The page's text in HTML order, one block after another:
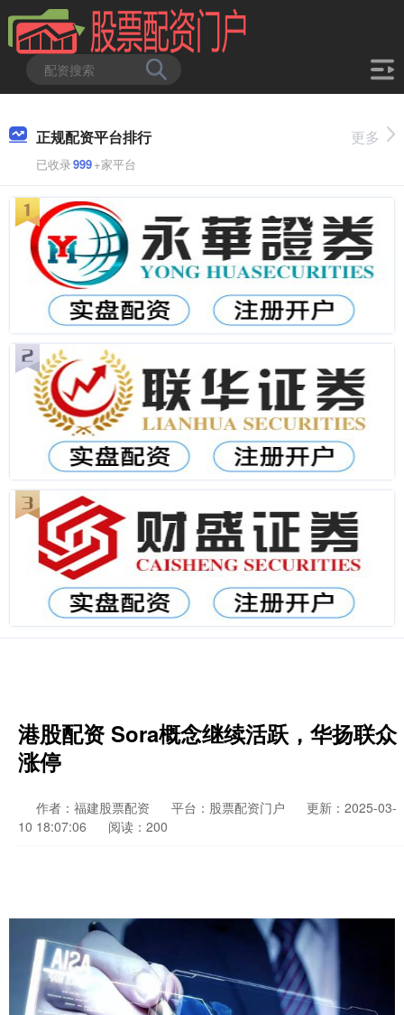
正规配资平台排行
已收录999+家平台
更多
港股配资 Sora概念继续活跃，华扬联众
涨停
作者：福建股票配资 平台：股票配资门户
更新：2025-03-
10 18:07:06
阅读：200